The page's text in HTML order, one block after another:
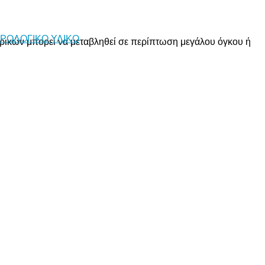
μπορεί να μεταβληθεί σε περίπτωση μεγάλου όγκου ή
ΥΛΙΚΟ